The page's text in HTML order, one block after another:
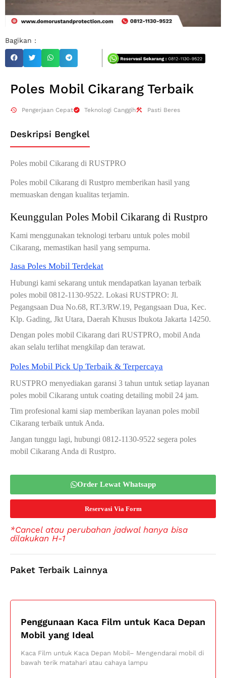
Bagikan :
Poles Mobil Cikarang Terbaik
Pengerjaan Cepat Teknologi Canggih Pasti Beres
Deskripsi Bengkel
Poles mobil Cikarang di RUSTPRO
Poles mobil Cikarang di Rustpro memberikan hasil yang
memuaskan dengan kualitas terjamin.
Keunggulan Poles Mobil Cikarang di Rustpro
Kami menggunakan teknologi terbaru untuk poles mobil
Cikarang, memastikan hasil yang sempurna.
Jasa Poles Mobil Terdekat
Hubungi kami sekarang untuk mendapatkan layanan terbaik
poles mobil 0812-1130-9522. Lokasi RUSTPRO: Jl.
Pegangsaan Dua No.68, RT.3/RW.19, Pegangsaan Dua, Kec.
Klp. Gading, Jkt Utara, Daerah Khusus Ibukota Jakarta 14250.
Dengan poles mobil Cikarang dari RUSTPRO, mobil Anda
akan selalu terlihat mengkilap dan terawat.
Poles Mobil Pick Up Terbaik & Terpercaya
RUSTPRO menyediakan garansi 3 tahun untuk setiap layanan
poles mobil Cikarang untuk coating detailing mobil 24 jam.
Tim profesional kami siap memberikan layanan poles mobil
Cikarang terbaik untuk Anda.
Jangan tunggu lagi, hubungi 0812-1130-9522 segera poles
mobil Cikarang Anda di Rustpro.
Order Lewat Whatsapp
Reservasi Via Form
*Cancel atau perubahan jadwal hanya bisa
dilakukan H-1
Paket Terbaik Lainnya
Penggunaan Kaca Film untuk Kaca Depan
Mobil yang Ideal
Kaca Film untuk Kaca Depan Mobil– Mengendarai mobil di
bawah terik matahari atau cahaya lampu